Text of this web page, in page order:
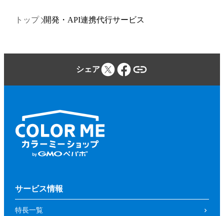
トップ 開発・API連携代行サービス
シェア
サービス情報
特長一覧